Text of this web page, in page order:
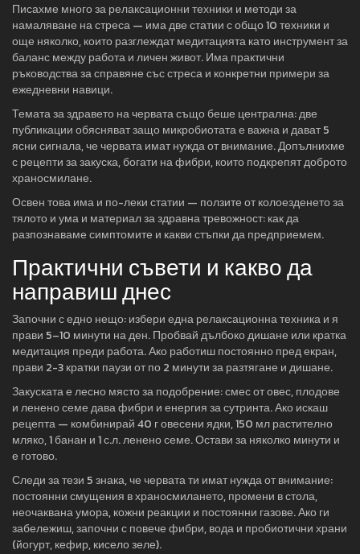
Писахме много за релаксационни техники и методи за
намаляване на стреса — има две статии с общо 10 техники и
още няколко, които разглеждат медитацията като инструмент за
баланс между работа и личен живот. Има практични
ръководства за справяне със стреса и конкретни примери за
ежедневни навици.
Темата за здравето на червата също беше централна: две
публикации обясняват защо микробиотата е важна и дават 5
ясни сигнала, че червата имат нужда от внимание. Допълнихме
с рецепти за закуска, богати на фибри, които подкрепят доброто
храносмилане.
Освен това има и по-леки статии — ползите от колоезденето за
тялото и ума и материал за здравна тревожност: как да
разпознаваме симптомите и какви стъпки да предприемем.
Практични съвети и какво да
направиш днес
Започни с едно нещо: избери една релаксационна техника и я
прави 5–10 минути на ден. Пробвай дълбоко дишане или кратка
медитация преди работа. Ако работиш постоянно пред екран,
прави 2-3 кратки паузи от по 2 минути за разтягане и дишане.
Закуската е лесно място за подобрение: смес от овес, плодове
и ленено семе дава фибри и енергия за сутринта. Ако искаш
рецепта — комбинирай 40 г овесени ядки, 150 мл растително
мляко, 1 банан и 1 с.л. ленено семе. Остави за няколко минути и
е готово.
Следи за тези 5 знака, че червата ти имат нужда от внимание:
постоянни смущения в храносмилането, промени в стола,
неочаквана умора, кожни реакции и постоянни газове. Ако ги
забележиш, започни с повече фибри, вода и пробиотични храни
(йогурт, кефир, кисело зеле).